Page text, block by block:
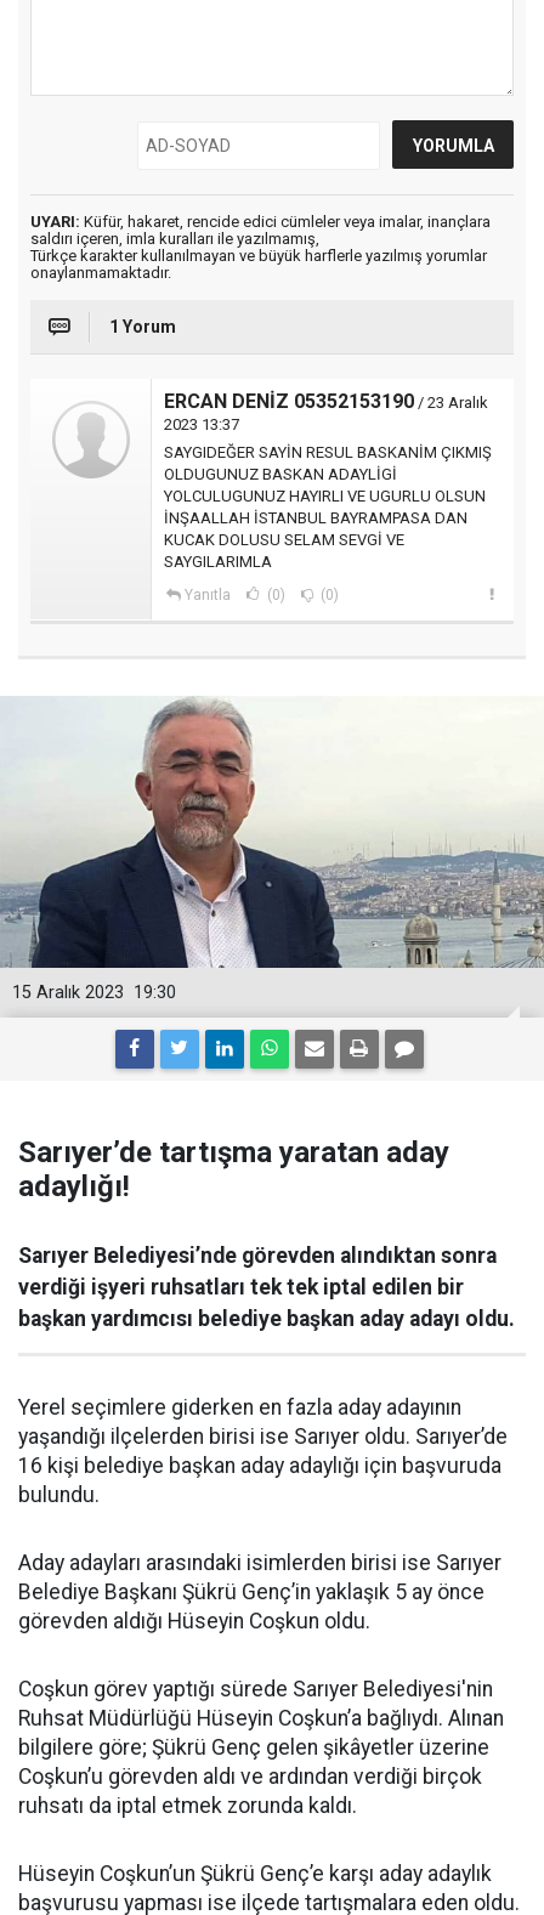
UYARI: Küfür, hakaret, rencide edici cümleler veya imalar, inançlara
saldırı içeren, imla kuralları ile yazılmamış,
Türkçe karakter kullanılmayan ve büyük harflerle yazılmış yorumlar
onaylanmamaktadır.
1 Yorum
ERCAN DENİZ 05352153190 / 23 Aralık
2023 13:37
SAYGIDEĞER SAYİN RESUL BASKANİM ÇIKMIŞ
OLDUGUNUZ BASKAN ADAYLİGİ
YOLCULUGUNUZ HAYIRLI VE UGURLU OLSUN
İNŞAALLAH İSTANBUL BAYRAMPASA DAN
KUCAK DOLUSU SELAM SEVGİ VE
SAYGILARIMLA
Yanıtla (0) (0)
19:30
15 Aralık 2023
Sarıyer’de tartışma yaratan aday
adaylığı!
Sarıyer Belediyesi’nde görevden alındıktan sonra
verdiği işyeri ruhsatları tek tek iptal edilen bir
başkan yardımcısı belediye başkan aday adayı oldu.
Yerel seçimlere giderken en fazla aday adayının
yaşandığı ilçelerden birisi ise Sarıyer oldu. Sarıyer’de
16 kişi belediye başkan aday adaylığı için başvuruda
bulundu.
Aday adayları arasındaki isimlerden birisi ise Sarıyer
Belediye Başkanı Şükrü Genç’in yaklaşık 5 ay önce
görevden aldığı Hüseyin Coşkun oldu.
Coşkun görev yaptığı sürede Sarıyer Belediyesi'nin
Ruhsat Müdürlüğü Hüseyin Coşkun’a bağlıydı. Alınan
bilgilere göre; Şükrü Genç gelen şikâyetler üzerine
Coşkun’u görevden aldı ve ardından verdiği birçok
ruhsatı da iptal etmek zorunda kaldı.
Hüseyin Coşkun’un Şükrü Genç’e karşı aday adaylık
başvurusu yapması ise ilçede tartışmalara eden oldu.